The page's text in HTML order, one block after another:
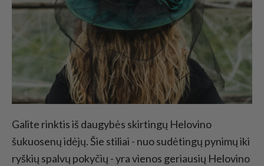
Galite rinktis iš daugybės skirtingų Helovino
šukuosenų idėjų. Šie stiliai - nuo sudėtingų pynimų iki
ryškių spalvų pokyčių - yra vienos geriausių Helovino